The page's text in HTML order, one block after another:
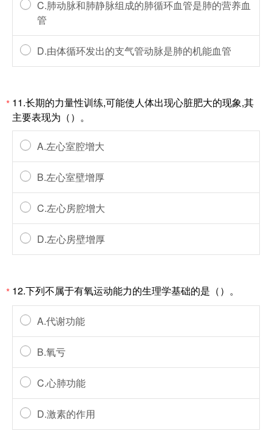
C.肺动脉和肺静脉组成的肺循环血管是肺的营养血
管
D.由体循环发出的支气管动脉是肺的机能血管
* 11.长期的力量性训练,可能使人体出现心脏肥大的现象,其
主要表现为（）。
A.左心室腔增大
B.左心室壁增厚
C.左心房腔增大
D.左心房壁增厚
* 12.下列不属于有氧运动能力的生理学基础的是（）。
A.代谢功能
B.氧亏
C.心肺功能
D.激素的作用